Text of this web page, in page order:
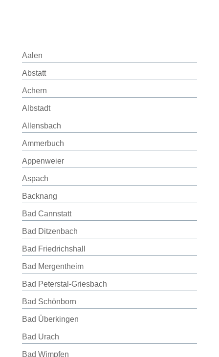
Aalen
Abstatt
Achern
Albstadt
Allensbach
Ammerbuch
Appenweier
Aspach
Backnang
Bad Cannstatt
Bad Ditzenbach
Bad Friedrichshall
Bad Mergentheim
Bad Peterstal-Griesbach
Bad Schönborn
Bad Überkingen
Bad Urach
Bad Wimpfen